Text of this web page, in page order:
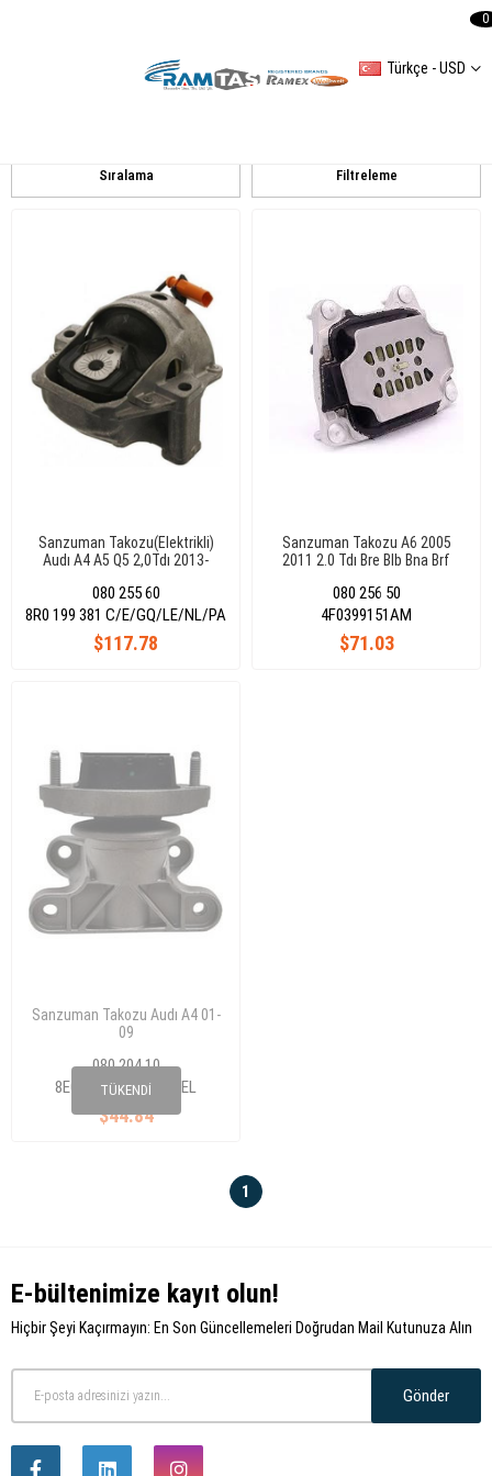
Türkçe - USD
0
Filtreleme
Sıralama
Sanzuman Takozu(Elektrikli)
Audı A4 A5 Q5 2,0Tdı 2013-
080 255 60
$117.78
8R0 199 381 C/E/GQ/LE/NL/PA
Sanzuman Takozu A6 2005
2011 2.0 Tdı Bre Blb Bna Brf
080 256 50
$71.03
4F0399151AM
TÜKENDI
Sanzuman Takozu Audı A4 01-
09
080 204 10
$44.84
8E0 399 105 CL/JD/EL
1
E-bültenimize kayıt olun!
Hiçbir Şeyi Kaçırmayın: En Son Güncellemeleri Doğrudan Mail Kutunuza Alın
Gönder